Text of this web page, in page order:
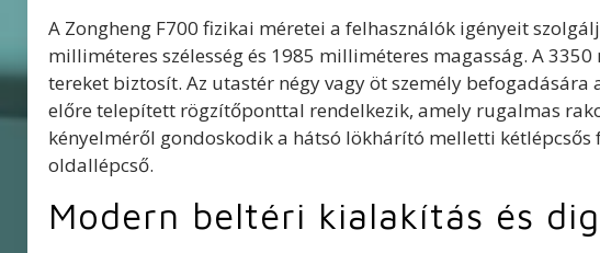
A Zongheng F700 fizikai méretei a felhasználók igényeit
milliméteres szélesség és 1985 milliméteres magasság. A
tereket biztosít. Az utastér négy vagy öt személy
előre telepített rögzítőponttal rendelkezik, amely rugalmas
kényelméről gondoskodik a hátsó lökhárító melletti
oldallépcső.
Modern beltéri kialakítás és